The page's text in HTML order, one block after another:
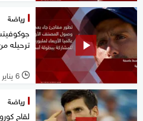
رياضة
ترحيله
l 6 يناير 2022
رياضة
لقاح